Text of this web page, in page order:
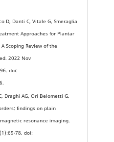
D, Danti C, Vitale G, Smeraglia
Approaches for Plantar
Scoping Review of the
2022 Nov
doi:
Draghi AG, Ori Belometti G.
findings on plain
resonance imaging.
78. doi: